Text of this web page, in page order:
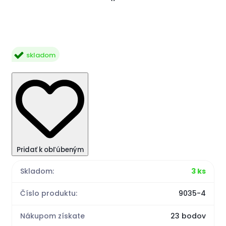
skladom
Pridať k obľúbeným
Skladom: 3 ks
Číslo produktu: 9035-4
Nákupom získate 23 bodov